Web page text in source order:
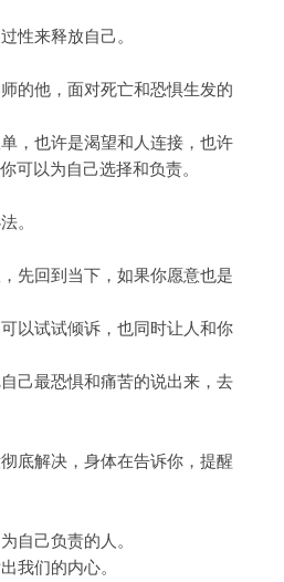
性来释放自己。
的他，面对死亡和恐惧生发的
，也许是渴望和人连接，也许
可以为自己选择和负责。
。
先回到当下，如果你愿意也是
以试试倾诉，也同时让人和你
己最恐惧和痛苦的说出来，去
底解决，身体在告诉你，提醒
自己负责的人。
我们的内心。